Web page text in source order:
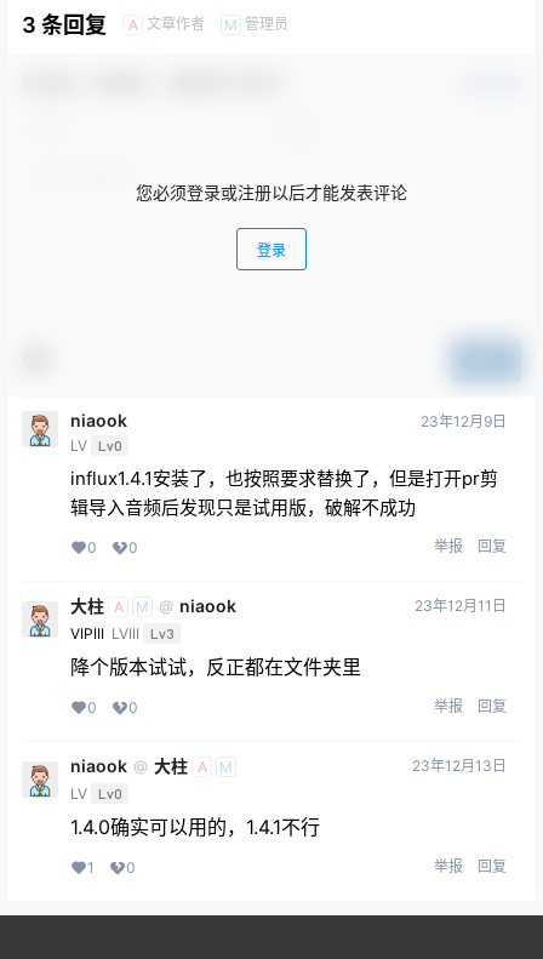
3 条回复 A 文章作者 M 管理员
您必须登录或注册以后才能发表评论
登录
niaook
LV Lv0
23年12月9日
influx1.4.1安装了，也按照要求替换了，但是打开pr剪
辑导入音频后发现只是试用版，破解不成功
0 0 举报 回复
大柱 A M @ niaook
VIPIII LVIII Lv3
23年12月11日
降个版本试试，反正都在文件夹里
0 0 举报 回复
niaook @ 大柱 A
M
LV Lv0
23年12月13日
1.4.0确实可以用的，1.4.1不行
1 0 举报 回复